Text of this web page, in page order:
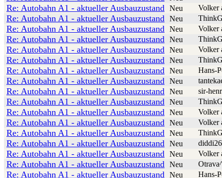
Re: Autobahn A1 - aktueller Ausbauzustand Neu Volker
Re: Autobahn A1 - aktueller Ausbauzustand Neu
Re: Autobahn A1 - aktueller Ausbauzustand Neu Volker
Re: Autobahn A1 - aktueller Ausbauzustand Neu
Re: Autobahn A1 - aktueller Ausbauzustand Neu Volker
Re: Autobahn A1 - aktueller Ausbauzustand Neu
Re: Autobahn A1 - aktueller Ausbauzustand Neu Hans-
Re: Autobahn A1 - aktueller Ausbauzustand Neu
Re: Autobahn A1 - aktueller Ausbauzustand Neu sir-
Re: Autobahn A1 - aktueller Ausbauzustand Neu
Re: Autobahn A1 - aktueller Ausbauzustand Neu Volker
Re: Autobahn A1 - aktueller Ausbauzustand Neu Volker
Re: Autobahn A1 - aktueller Ausbauzustand Neu
Re: Autobahn A1 - aktueller Ausbauzustand Neu diddi26
Re: Autobahn A1 - aktueller Ausbauzustand Neu Volker
Re: Autobahn A1 - aktueller Ausbauzustand Neu
Re: Autobahn A1 - aktueller Ausbauzustand Neu Hans-